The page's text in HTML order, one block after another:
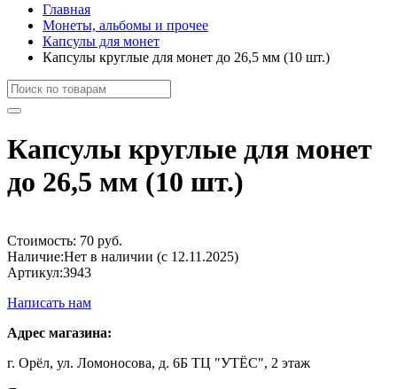
Главная
Монеты, альбомы и прочее
Капсулы для монет
Капсулы круглые для монет до 26,5 мм (10 шт.)
Капсулы круглые для монет
до 26,5 мм (10 шт.)
Стоимость: 70 руб.
Наличие:Нет в наличии (с 12.11.2025)
Артикул:3943
Написать нам
Адрес магазина:
г. Орёл, ул. Ломоносова, д. 6Б ТЦ "УТЁС", 2 этаж